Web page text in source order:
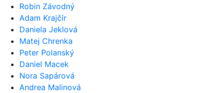
Robin Závodný
Adam Krajčír
Daniela Jeklová
Matej Chrenka
Peter Polanský
Daniel Macek
Nora Sapárová
Andrea Malinová